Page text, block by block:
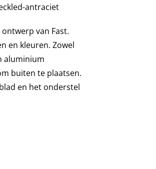
antraciet
van Fast.
en kleuren. Zowel
aluminium
buiten te plaatsen.
en het onderstel